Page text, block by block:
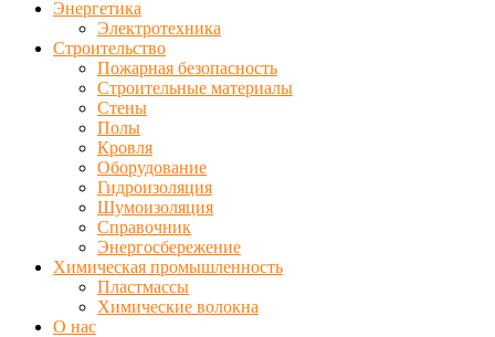
Энергетика
Электротехника
Строительство
Пожарная безопасность
Строительные материалы
Стены
Полы
Кровля
Оборудование
Гидроизоляция
Шумоизоляция
Справочник
Энергосбережение
Химическая промышленность
Пластмассы
Химические волокна
О нас